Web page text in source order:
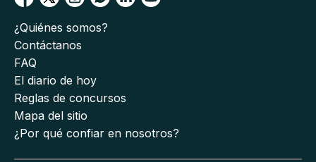
¿Quiénes somos?
Contáctanos
FAQ
El diario de hoy
Reglas de concursos
Mapa del sitio
¿Por qué confiar en nosotros?